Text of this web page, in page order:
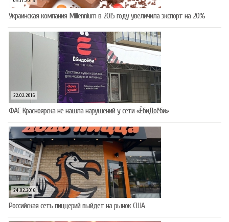
Украинская компания Millennium в 2015 году увеличила экспорт на 20%
22.02.2016
ФАС Красноярска не нашла нарушений у сети «ЁбиДоёби»
24.02.2016
Российская сеть пиццерий выйдет на рынок США